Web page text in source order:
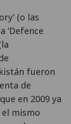
(o las
‘Defence
fueron
de
en 2009 ya
mismo